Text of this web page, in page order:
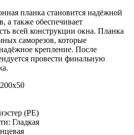
планка становится надёжной
а также обеспечивает
всей конструкции окна. Планка
саморезов, которые
крепление. После
провести финальную
200х50
(PE)
Гладкая